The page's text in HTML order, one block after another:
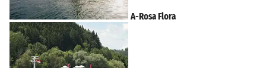
A-Rosa Flora